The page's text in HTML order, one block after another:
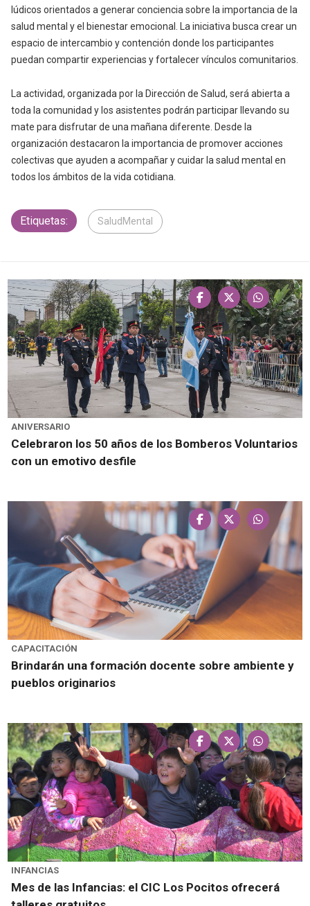
lúdicos orientados a generar conciencia sobre la importancia de la
salud mental y el bienestar emocional. La iniciativa busca crear un
espacio de intercambio y contención donde los participantes
puedan compartir experiencias y fortalecer vínculos comunitarios.
La actividad, organizada por la Dirección de Salud, será abierta a
toda la comunidad y los asistentes podrán participar llevando su
mate para disfrutar de una mañana diferente. Desde la
organización destacaron la importancia de promover acciones
colectivas que ayuden a acompañar y cuidar la salud mental en
todos los ámbitos de la vida cotidiana.
Etiquetas: SaludMental
ANIVERSARIO
Celebraron los 50 años de los Bomberos Voluntarios
con un emotivo desfile
CAPACITACIÓN
Brindarán una formación docente sobre ambiente y
pueblos originarios
INFANCIAS
Mes de las Infancias: el CIC Los Pocitos ofrecerá